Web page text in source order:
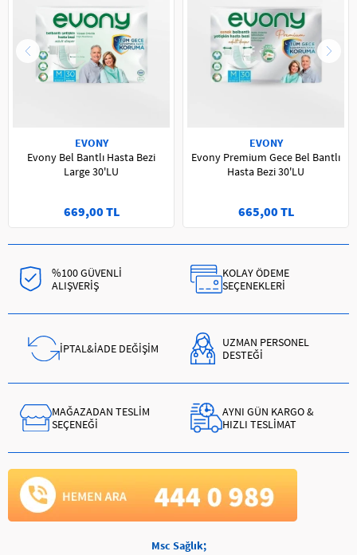
EVONY
Evony Bel Bantlı Hasta Bezi
Large 30'LU
669,00 TL
EVONY
Evony Premium Gece Bel Bantlı
Hasta Bezi 30'LU
665,00 TL
%100 GÜVENLİ
ALIŞVERİŞ
KOLAY ÖDEME
SEÇENEKLERİ
İPTAL&İADE DEĞİŞİM
UZMAN PERSONEL
DESTEĞİ
MAĞAZADAN TESLİM
SEÇENEĞİ
AYNI GÜN KARGO &
HIZLI TESLİMAT
Msc Sağlık;